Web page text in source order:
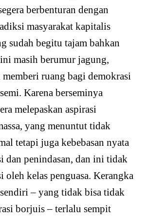
berbenturan dengan
masyarakat kapitalis
sudah begitu tajam bahkan
masih berumur jagung,
ruang bagi demokrasi
Karena berseminya
melepaskan aspirasi
yang menuntut tidak
tetapi juga kebebasan nyata
dan penindasan, dan ini tidak
oleh kelas penguasa. Kerangka
– yang tidak bisa tidak
borjuis – terlalu sempit